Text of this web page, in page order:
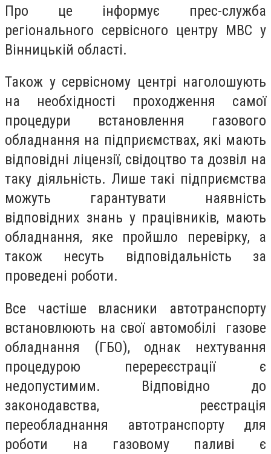
Про це інформує прес-служба
регіонального сервісного центру МВС у
Вінницькій області.
Також у сервісному центрі наголошують
на необхідності проходження самої
процедури встановлення газового
обладнання на підприємствах, які мають
відповідні ліцензії, свідоцтво та дозвіл на
таку діяльність. Лише такі підприємства
можуть гарантувати наявність
відповідних знань у працівників, мають
обладнання, яке пройшло перевірку, а
також несуть відповідальність за
проведені роботи.
Все частіше власники автотранспорту
встановлюють на свої автомобілі газове
обладнання (ГБО), однак нехтування
процедурою перереєстрації є
недопустимим. Відповідно до
законодавства, реєстрація
переобладнання автотранспорту для
роботи на газовому паливі є